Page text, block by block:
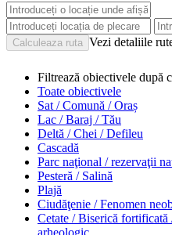
Vezi detaliile
Filtrează obiectivele după
Toate obiectivele
Sat / Comună / Oraș
Lac / Baraj / Tău
Deltă / Chei / Defileu
Cascadă
Parc naţional / rezervaţii
Pesteră / Salină
Plajă
Ciudăţenie / Fenomen
Cetate / Biserică
arheologic